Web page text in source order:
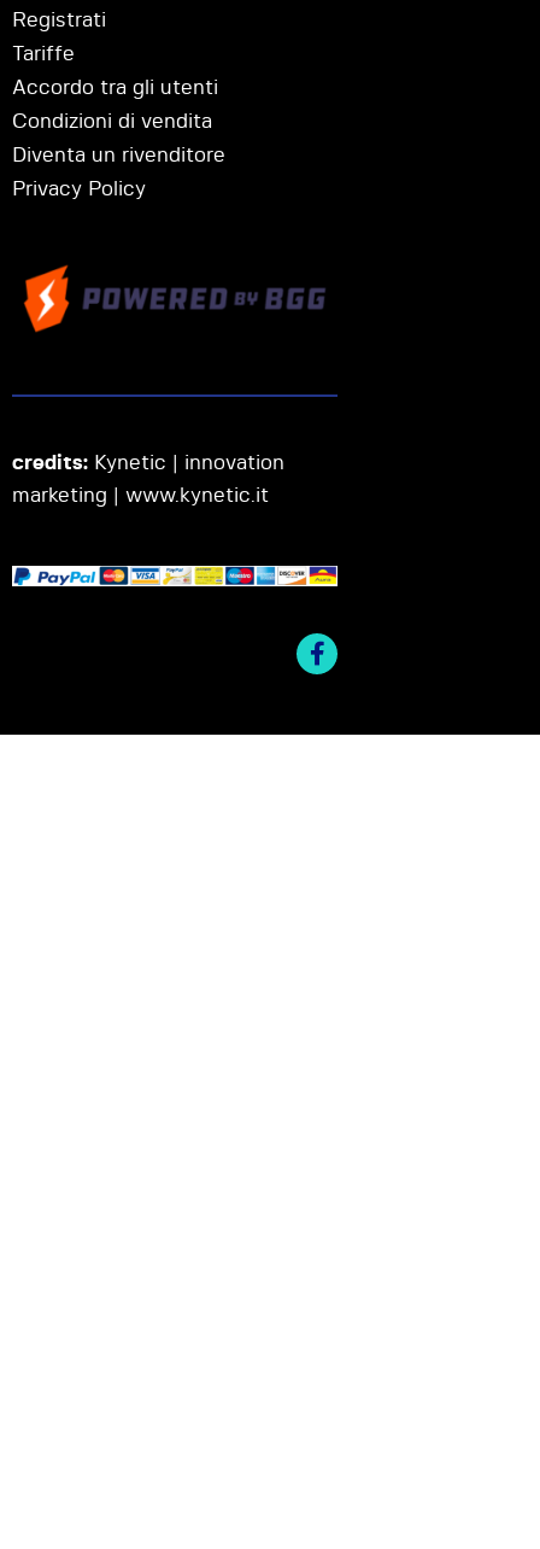
Registrati
Tariffe
Accordo tra gli utenti
Condizioni di vendita
Diventa un rivenditore
Privacy Policy
credits: Kynetic | innovation
marketing | www.kynetic.it